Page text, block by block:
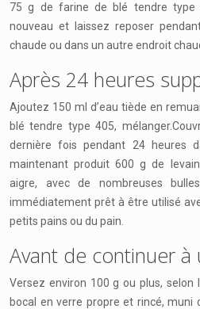
75 g de farine de blé tendre type
nouveau et laissez reposer
chaude ou dans un autre endroit
Après 24 heures
Ajoutez 150 ml d’eau tiède en
blé tendre type 405,
dernière fois pendant 24 heures
maintenant produit 600 g de
aigre, avec de nombreuses
immédiatement prêt à être utilisé
petits pains ou du pain.
Avant de continuer à
Versez environ 100 g ou plus,
bocal en verre propre et rincé, muni